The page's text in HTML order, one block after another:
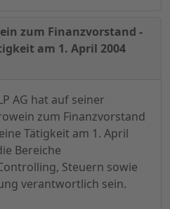
zum Finanzvorstand -
am 1. April 2004
AG hat auf seiner
zum Finanzvorstand
Tätigkeit am 1. April
Bereiche
Steuern sowie
verantwortlich sein.